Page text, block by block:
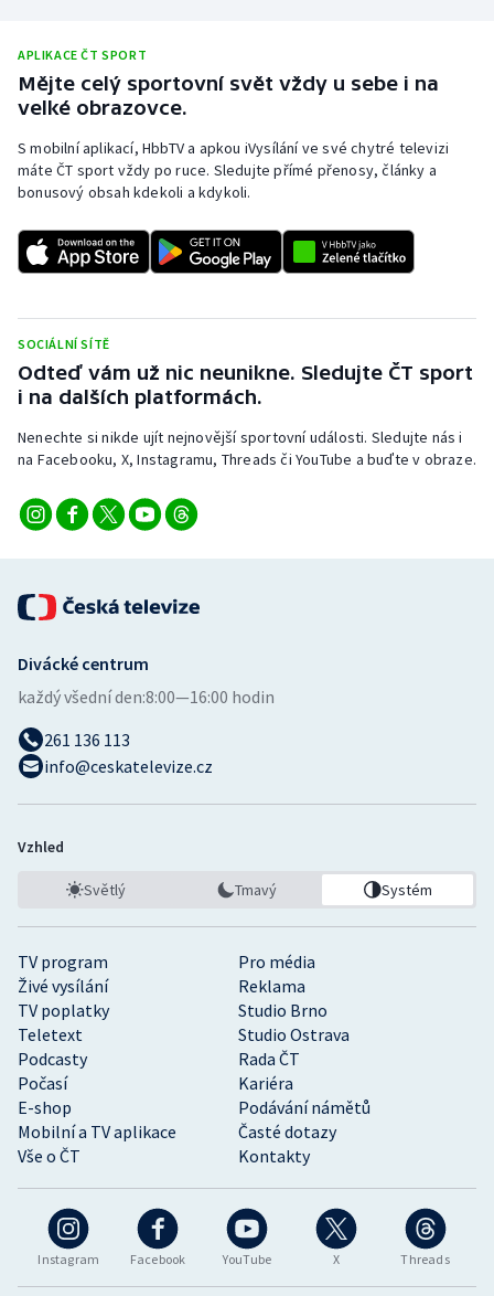
Ragby
Rychlobruslení
Rychlostní kanoistika
Sportovní střelba
Stolní tenis
Triatlon
Veslování
Volejbal
APLIKACE ČT SPORT
Mějte celý sportovní svět vždy u sebe i na
velké obrazovce.
S mobilní aplikací, HbbTV a apkou iVysílání ve své chytré televizi
máte ČT sport vždy po ruce. Sledujte přímé přenosy, články a
bonusový obsah kdekoli a kdykoli.
SOCIÁLNÍ SÍTĚ
Odteď vám už nic neunikne. Sledujte ČT sport
i na dalších platformách.
Nenechte si nikde ujít nejnovější sportovní události. Sledujte nás i
na Facebooku, X, Instagramu, Threads či YouTube a buďte v obraze.
Instagram Facebook YouTube X Threads
TV program
Pro média
Živé vysílání
Reklama
TV poplatky
Studio Brno
Teletext
Studio Ostrava
Podcasty
Rada ČT
Počasí
Kariéra
E-shop
Podávání námětů
Mobilní a TV aplikace
Časté dotazy
Vše o ČT
Kontakty
Divácké centrum
každý všední den:8:00—16:00 hodin
261 136 113
info@ceskatelevize.cz
Vzhled
Světlý Tmavý Systém